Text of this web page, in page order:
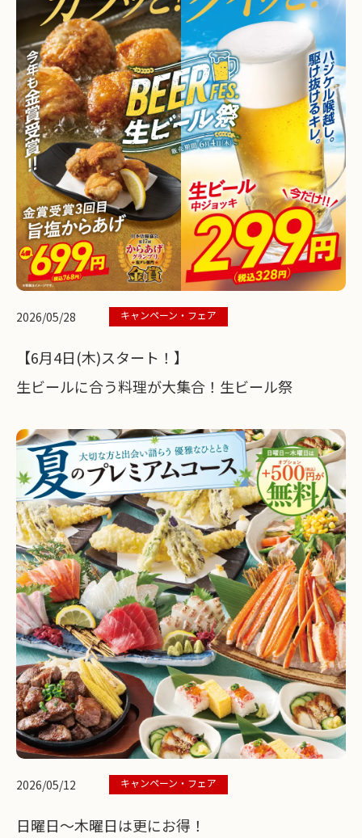
2026/05/28 キャンペーン・フェア
【6月4日(木)スタート！】
生ビールに合う料理が大集合！生ビール祭
2026/05/12 キャンペーン・フェア
日曜日～木曜日は更にお得！